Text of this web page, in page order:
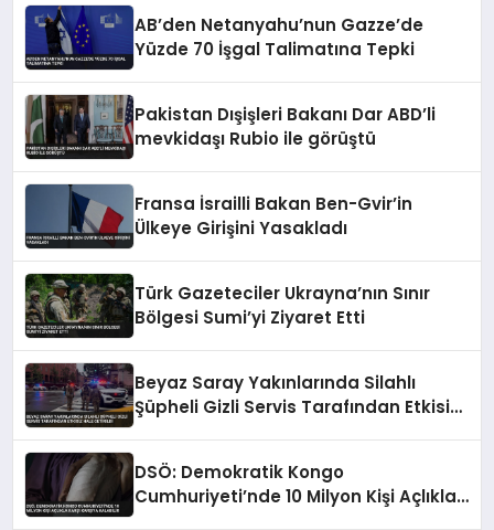
AB’den Netanyahu’nun Gazze’de
Yüzde 70 İşgal Talimatına Tepki
Pakistan Dışişleri Bakanı Dar ABD’li
mevkidaşı Rubio ile görüştü
Fransa İsrailli Bakan Ben-Gvir’in
Ülkeye Girişini Yasakladı
Türk Gazeteciler Ukrayna’nın Sınır
Bölgesi Sumi’yi Ziyaret Etti
Beyaz Saray Yakınlarında Silahlı
Şüpheli Gizli Servis Tarafından Etkisiz
DSÖ: Demokratik Kongo
Cumhuriyeti’nde 10 Milyon Kişi Açlıkla